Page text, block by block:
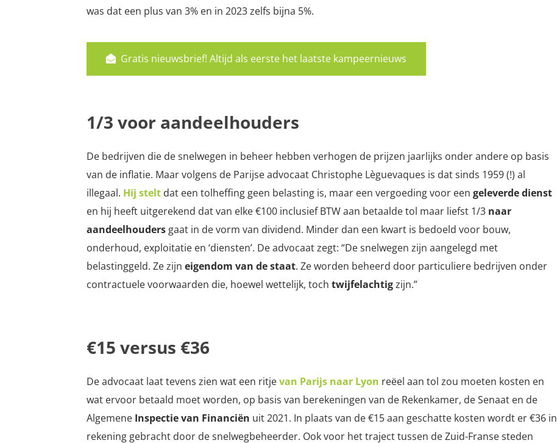
was dat een plus van 3% en in 2023 zelfs bijna 5%.
Gratis nieuwsbrief! Altijd als eerste het laatste kampeernieuws
1/3 voor aandeelhouders
De bedrijven die de snelwegen in beheer hebben verhogen de prijzen jaarlijks onder andere op basis
van de inflatie. Maar volgens de Parijse advocaat Christophe Lèguevaques is dat sinds 1959 (!) al
illegaal. Hij stelt dat een tolheffing geen belasting is, maar een vergoeding voor een geleverde dienst
en hij heeft uitgerekend dat van elke €100 inclusief BTW aan betaalde tol maar liefst 1/3 naar
aandeelhouders gaat in de vorm van dividend. Minder dan een kwart is bedoeld voor bouw,
onderhoud, exploitatie en ‘diensten’. De advocaat zegt: “De snelwegen zijn aangelegd met
belastinggeld. Ze zijn eigendom van de staat. Ze worden beheerd door particuliere bedrijven onder
contractuele voorwaarden die, hoewel wettelijk, toch twijfelachtigzijn.”
€15 versus €36
De advocaat laat tevens zien wat een ritjevan Parijs naar Lyon reëel aan tol zou moeten kosten en
wat ervoor betaald moet worden, op basis van berekeningen van de Rekenkamer, de Senaat en de
Algemene Inspectie van Financiën uit 2021. In plaats van de €15 aan geschatte kosten wordt er €36 in
rekening gebracht door de snelwegbeheerder. Ook voor het traject tussen de Zuid-Franse steden